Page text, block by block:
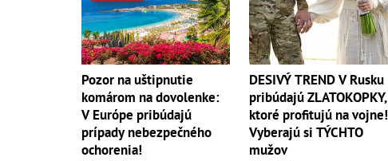
Pozor na uštipnutie
komárom na dovolenke:
V Európe pribúdajú
prípady nebezpečného
ochorenia!
DESIVÝ TREND V Rusku
pribúdajú ZLATOKOPKY,
ktoré profitujú na vojne!
Vyberajú si TÝCHTO
mužov